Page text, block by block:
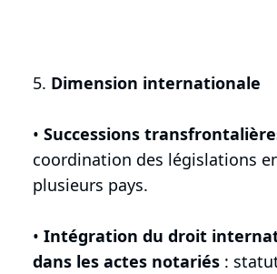
5. Dimension internationale
• Successions
coordination des législations
plusieurs pays.
• Intégration du droit
dans les actes notariés :